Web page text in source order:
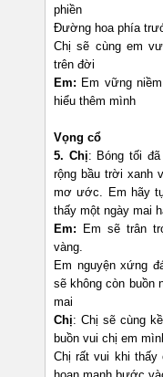
phiền
Đường hoa phía
Chị sẽ cùng em
trên đời
Em: Em vững
hiểu thêm mình
Vọng cổ
5. Chị: Bóng tối
rộng bầu trời xanh
mơ ước. Em hãy
thấy một ngày mai
Em: Em sẽ trân
vàng.
Em nguyện xứng
sẽ không còn buồn
mai
Chị: Chị sẽ cùng
buồn vui chị em
Chị rất vui khi thấy